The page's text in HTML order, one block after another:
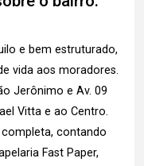
e bem estruturado,
vida aos moradores.
Jerônimo e Av. 09
Vitta e ao Centro.
contando
Fast Paper,